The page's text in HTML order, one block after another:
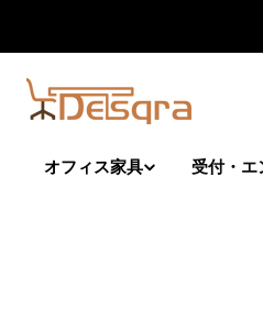
オフィス家具 受付・エ